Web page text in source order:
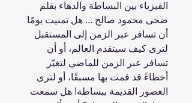
الفيزياء بين البساطة والدهاء بقلم
ضحى محمود صالح ... هل تمنيت يومًا
أن تسافر عبر الزمن إلى المستقبل
لترى كيف سيتقدم العالم، أو أن
تسافر عبر الزمن ‏للماضي لتغيّر
أخطاءً قد قمت بها مسبقًا، أو لترى
العصور القديمة ببساطة! هل سمعت